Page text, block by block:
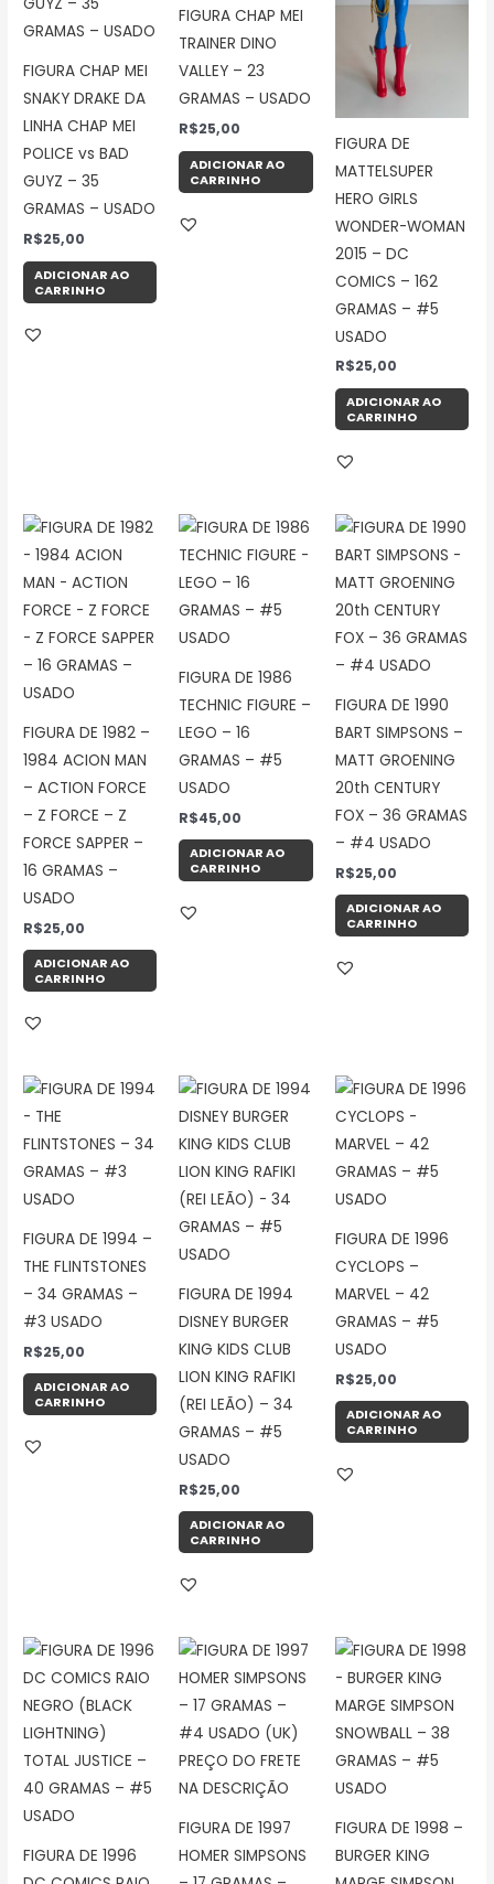
FIGURA CHAP MEI
SNAKY DRAKE DA
LINHA CHAP MEI
POLICE vs BAD
GUYZ – 35
GRAMAS – USADO
R$25,00
ADICIONAR AO
CARRINHO
FIGURA CHAP MEI
TRAINER DINO
VALLEY – 23
GRAMAS – USADO
R$25,00
ADICIONAR AO
CARRINHO
FIGURA DE
MATTELSUPER
HERO GIRLS
WONDER-WOMAN
2015 – DC
COMICS – 162
GRAMAS – #5
USADO
R$25,00
ADICIONAR AO
CARRINHO
FIGURA DE 1982 –
1984 ACION MAN
– ACTION FORCE
– Z FORCE – Z
FORCE SAPPER –
16 GRAMAS –
USADO
R$25,00
ADICIONAR AO
CARRINHO
FIGURA DE 1986
TECHNIC FIGURE –
LEGO – 16
GRAMAS – #5
USADO
R$45,00
ADICIONAR AO
CARRINHO
FIGURA DE 1990
BART SIMPSONS –
MATT GROENING
20th CENTURY
FOX – 36 GRAMAS
– #4 USADO
R$25,00
ADICIONAR AO
CARRINHO
FIGURA DE 1994 –
THE FLINTSTONES
– 34 GRAMAS –
#3 USADO
R$25,00
ADICIONAR AO
CARRINHO
FIGURA DE 1994
DISNEY BURGER
KING KIDS CLUB
LION KING RAFIKI
(REI LEÃO) – 34
GRAMAS – #5
USADO
R$25,00
ADICIONAR AO
CARRINHO
FIGURA DE 1996
CYCLOPS –
MARVEL – 42
GRAMAS – #5
USADO
R$25,00
ADICIONAR AO
CARRINHO
FIGURA DE 1996
FIGURA DE 1997
HOMER SIMPSONS
FIGURA DE 1998 –
BURGER KING